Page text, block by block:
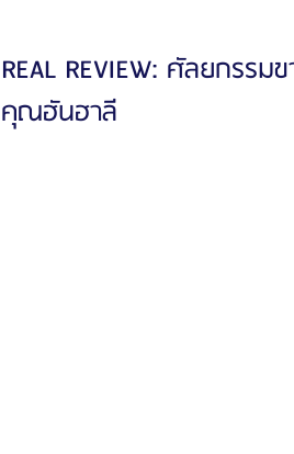
REAL REVIEW: ศัลยกรร
คุณฮันฮาลี